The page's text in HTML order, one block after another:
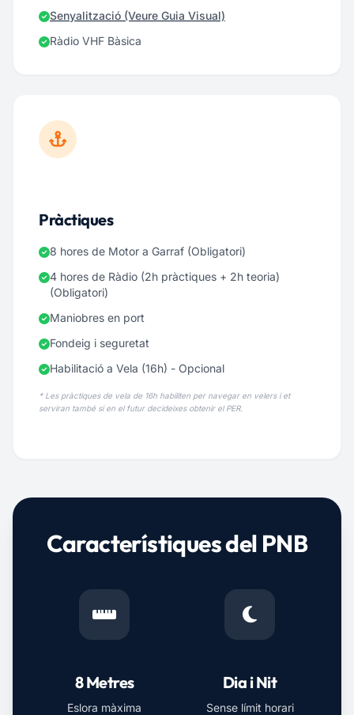
Senyalització (Veure Guia Visual)
Ràdio VHF Bàsica
Pràctiques
8 hores de Motor a Garraf (Obligatori)
4 hores de Ràdio (2h pràctiques + 2h teoria)
(Obligatori)
Maniobres en port
Fondeig i seguretat
Habilitació a Vela (16h) - Opcional
* Les pràctiques de vela de 16h habiliten per navegar en velers i et
serviran també si en el futur decideixes obtenir el PER.
Característiques del PNB
8 Metres
Eslora màxima
Dia i Nit
Sense límit horari